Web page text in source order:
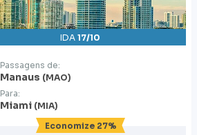
IDA17/10
Passagens de:
Manaus MAO
Para:
Miami MIA
Economize 27%